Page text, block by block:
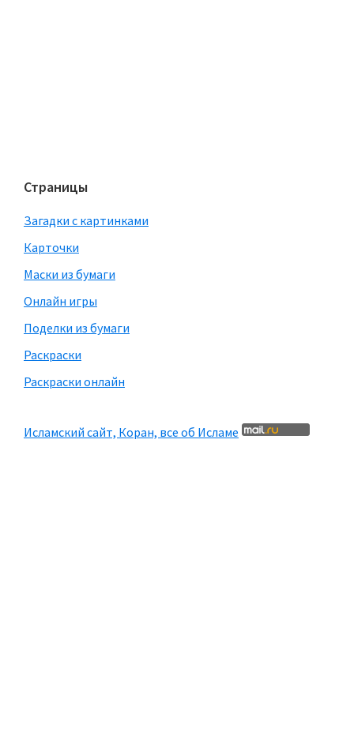
Страницы
Загадки с картинками
Карточки
Маски из бумаги
Онлайн игры
Поделки из бумаги
Раскраски
Раскраски онлайн
Исламский сайт, Коран, все об Исламе